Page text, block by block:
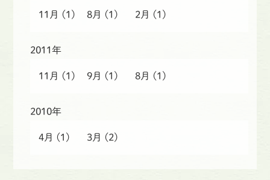
11月 (1) 8月 (1) 2月 (1)
2011年
11月 (1) 9月 (1) 8月 (1)
2010年
4月 (1) 3月 (2)